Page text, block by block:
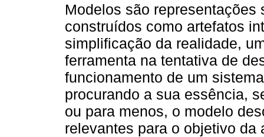
Modelos são
construídos como artefatos
simplificação da realidade,
ferramenta na tentativa de
funcionamento de um
procurando a sua essência,
ou para menos, o modelo
relevantes para o objetivo da